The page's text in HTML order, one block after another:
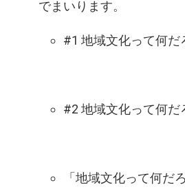
でまいります。
#1 地域文化って何だ
#2 地域文化って何
「地域文化って何だ